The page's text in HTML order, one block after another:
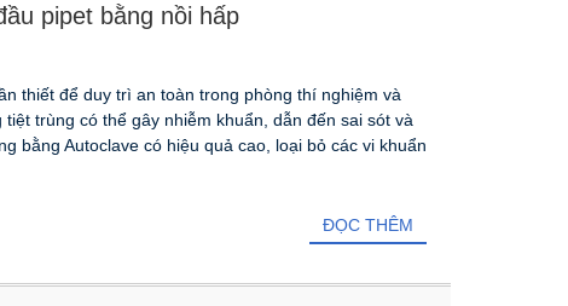
pipet bằng nồi hấp
thiết để duy trì an toàn trong phòng thí nghiệm và
trùng có thể gây nhiễm khuẩn, dẫn đến sai sót và
bằng Autoclave có hiệu quả cao, loại bỏ các vi khuẩn
ĐỌC THÊM